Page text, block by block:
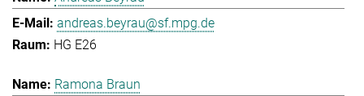
andreas.beyrau@sf.mpg.de
HG E26
Ramona Braun